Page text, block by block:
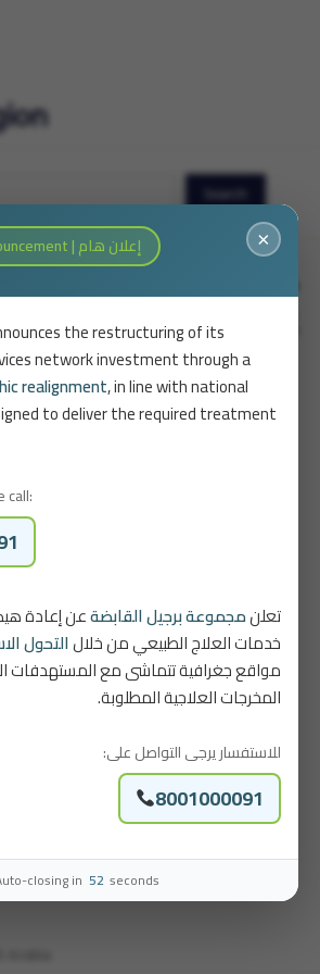
Important Announcement | إعلان هام ×
the restructuring of its
network investment through a
realignment, in line with national
to deliver the required treatment
call:
تعلنمجموعة برجيل القابضةعن إعادة
خدمات العلاج الطبيعي من خلالالتحول
مواقع جغرافية تتماشى مع المستهدفات
المخرجات العلاجية المطلوبة.
للاستفسار يرجى التواصل على:
8001000091
closing in 52 seconds